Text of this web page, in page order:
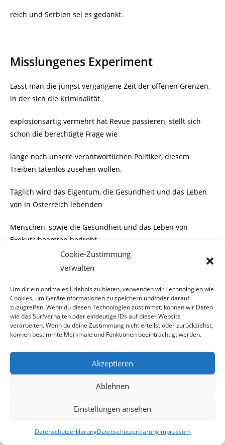
Cookie-Zustimmung
verwalten
Um dir ein optimales Erlebnis zu bieten, verwenden wir Technologien wie
Cookies, um Geräteinformationen zu speichern und/oder darauf
zuzugreifen. Wenn du diesen Technologien zustimmst, können wir Daten
wie das Surfverhalten oder eindeutige IDs auf dieser Website
verarbeiten. Wenn du deine Zustimmung nicht erteilst oder zurückziehst,
können bestimmte Merkmale und Funktionen beeinträchtigt werden.
Akzeptieren
Ablehnen
Einstellungen ansehen
DatenschutzerklärungDatenschutzerklärungImpressum
reich und Serbien sei es gedankt.
Misslungenes Experiment
Lässt man die jüngst vergangene Zeit der offenen Grenzen,
in der sich die Kriminalität
explosionsartig vermehrt hat Revue passieren, stellt sich
schon die berechtigte Frage wie
lange noch unsere verantwortlichen Politiker, diesem
Treiben tatenlos zusehen wollen.
Täglich wird das Eigentum, die Gesundheit und das Leben
von in Österreich lebenden
Menschen, sowie die Gesundheit und das Leben von
Exekutivbeamten bedroht.
Eigentlich war der Sinn von offenen Grenzen ein ganz ein
anderer. Das Experiment Frei-
heit für alle, ist gründlich in die Hose gegangen. Lieber
wieder mehrstündige Grenzwarte-
zeiten in Kauf nehmen, als jedem Gesindel eine
unkontrollierte Einreise nach Österreich